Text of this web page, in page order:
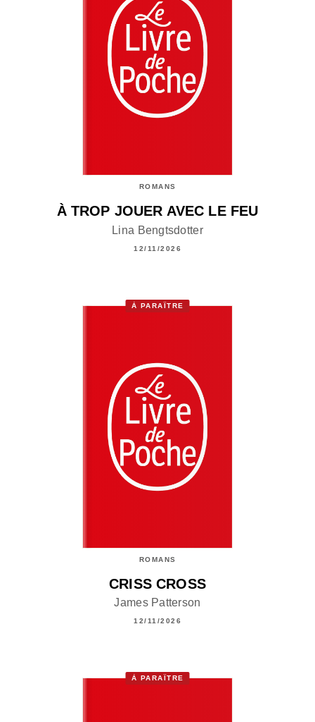
ROMANS
À TROP JOUER AVEC LE FEU
Lina Bengtsdotter
12/11/2026
À PARAÎTRE
ROMANS
CRISS CROSS
James Patterson
12/11/2026
À PARAÎTRE